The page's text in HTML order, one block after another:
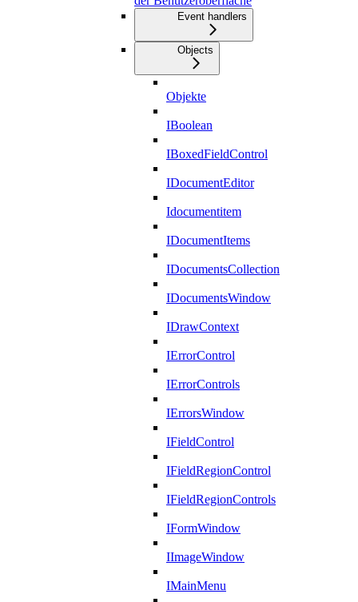
Event handlers
Objects
Objekte
IBoolean
IBoxedFieldControl
IDocumentEditor
Idocumentitem
IDocumentItems
IDocumentsCollection
IDocumentsWindow
IDrawContext
IErrorControl
IErrorControls
IErrorsWindow
IFieldControl
IFieldRegionControl
IFieldRegionControls
IFormWindow
IImageWindow
IMainMenu